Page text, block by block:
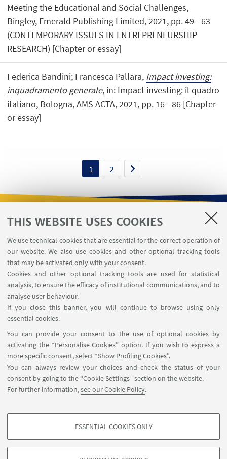
THIS WEBSITE USES COOKIES
We use technical cookies that are essential for the correct operation of
our website. We also use cookies and other optional tracking tools
that may be activated only with your consent.
Cookies and other optional tracking tools are used for statistical
analysis, to ensure the efficacy of institutional communications, and to
analyse user behaviour.
If you close this banner, you will continue to browse using only
essential cookies.
You can provide your consent to the use of optional cookies by
activating the “Personalise Cookies” option. If you wish to express a
more specific consent, select “Show Profiling Cookies”.
You can always review your choices and check the status of your
consent by going to the “Cookie Settings” section on the website.
For further information,see our Cookie Policy.
PROFILING COOKIES - OPTIONAL
ESSENTIAL COOKIES ONLY
Meeting the Educational and Social Challenges,
Bingley, Emerald Publishing Limited, 2021, pp. 49 - 63
(CONTEMPORARY ISSUES IN ENTREPRENEURSHIP
RESEARCH) [Chapter or essay]
Federica Bandini; Francesca Pallara, Impact investing:
inquadramento generale, in: Impact investing: il quadro
italiano, Bologna, AMS ACTA, 2021, pp. 16 - 86 [Chapter
or essay]
1 2
USEFUL LINKS
Contacts
Reserved Area
FOLLOW THE DEPARTMENT ON:
FOLLOW UNIBO ON:
APP:
©Copyright 2026 - ALMA MATER STUDIORUM - Università di